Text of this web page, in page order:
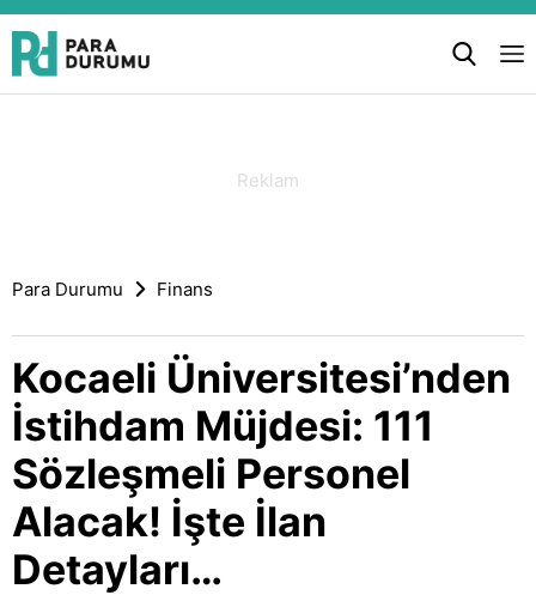
Para Durumu Finans
Kocaeli Üniversitesi’nden
İstihdam Müjdesi: 111
Sözleşmeli Personel
Alacak! İşte İlan
Detayları…